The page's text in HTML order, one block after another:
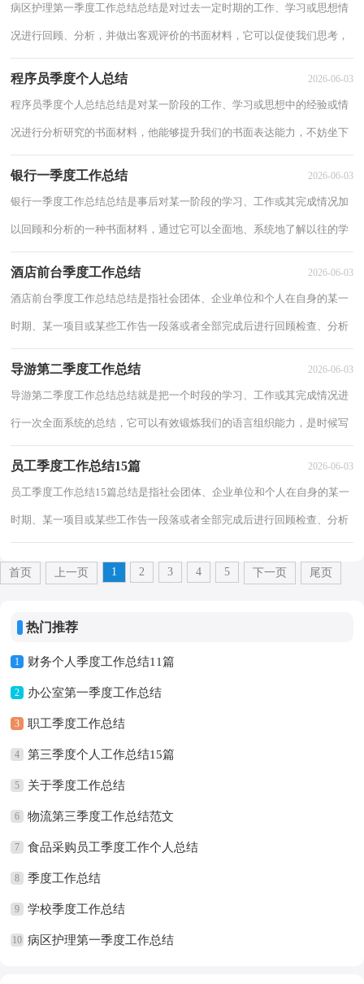
病区护理第一季度工作总结总结是对过去一定时期的工作、学习或思想情
况进行回顾、分析，并做出客观评价的书面材料，它可以促使我们思考，
程序员季度个人总结 2026-06-03
程序员季度个人总结总结是对某一阶段的工作、学习或思想中的经验或情
况进行分析研究的书面材料，他能够提升我们的书面表达能力，不妨坐下
银行一季度工作总结 2026-06-03
银行一季度工作总结总结是事后对某一阶段的学习、工作或其完成情况加
以回顾和分析的一种书面材料，通过它可以全面地、系统地了解以往的学
酒店前台季度工作总结 2026-06-03
酒店前台季度工作总结总结是指社会团体、企业单位和个人在自身的某一
时期、某一项目或某些工作告一段落或者全部完成后进行回顾检查、分析
导游第二季度工作总结 2026-06-03
导游第二季度工作总结总结就是把一个时段的学习、工作或其完成情况进
行一次全面系统的总结，它可以有效锻炼我们的语言组织能力，是时候写
员工季度工作总结15篇 2026-06-03
员工季度工作总结15篇总结是指社会团体、企业单位和个人在自身的某一
时期、某一项目或某些工作告一段落或者全部完成后进行回顾检查、分析
首页 上一页 1 2 3 4 5 下一页 尾页
热门推荐
1 财务个人季度工作总结11篇
2 办公室第一季度工作总结
3 职工季度工作总结
4 第三季度个人工作总结15篇
5 关于季度工作总结
6 物流第三季度工作总结范文
7 食品采购员工季度工作个人总结
8 季度工作总结
9 学校季度工作总结
10 病区护理第一季度工作总结